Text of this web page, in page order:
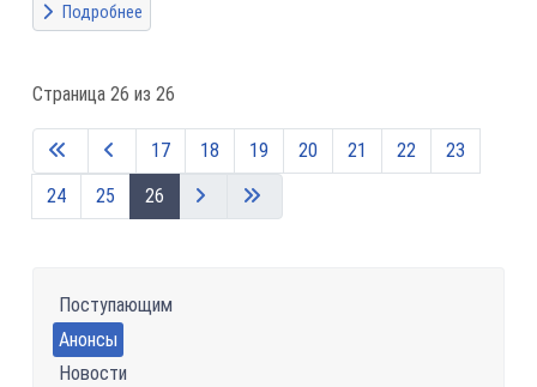
Подробнее
Страница 26 из 26
17 18 19 20 21 22
23
24
25 26
Поступающим
Анонсы
Новости